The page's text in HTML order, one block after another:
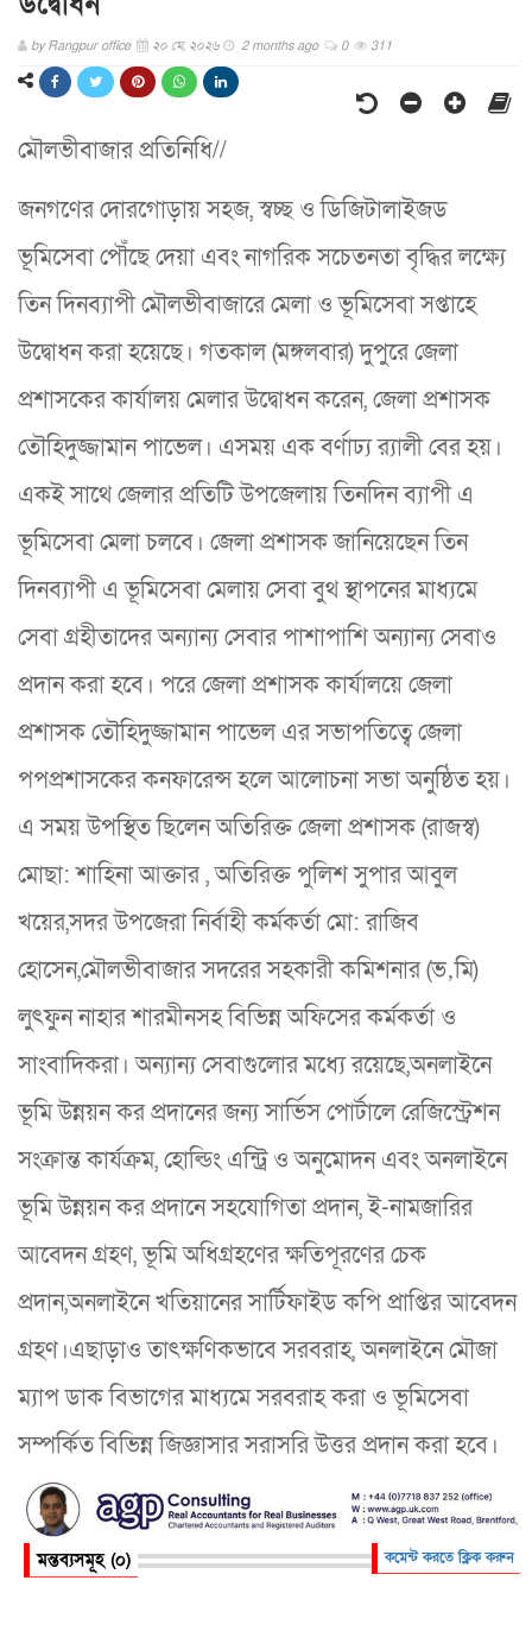
byRangpur office ২০ মে, ২০২৬ 2 months ago 0 311
মৌলভীবাজার প্রতিনিধি//
জনগণের দোরগোড়ায় সহজ, স্বচ্ছ ও ডিজিটালাইজড
ভূমিসেবা পৌঁছে দেয়া এবং নাগরিক সচেতনতা বৃদ্ধির লক্ষ্যে
তিন দিনব্যাপী মৌলভীবাজারে মেলা ও ভূমিসেবা সপ্তাহে
উদ্বোধন করা হয়েছে। গতকাল (মঙ্গলবার) দুপুরে জেলা
প্রশাসকের কার্যালয় মেলার উদ্বোধন করেন, জেলা প্রশাসক
তৌহিদুজ্জামান পাভেল। এসময় এক বর্ণাঢ্য র‌্যালী বের হয়।
একই সাথে জেলার প্রতিটি উপজেলায় তিনদিন ব্যাপী এ
ভূমিসেবা মেলা চলবে। জেলা প্রশাসক জানিয়েছেন তিন
দিনব্যাপী এ ভূমিসেবা মেলায় সেবা বুথ স্থাপনের মাধ্যমে
সেবা গ্রহীতাদের অন্যান্য সেবার পাশাপাশি অন্যান্য সেবাও
প্রদান করা হবে। পরে জেলা প্রশাসক কার্যালয়ে জেলা
প্রশাসক তৌহিদুজ্জামান পাভেল এর সভাপতিত্বে জেলা
পপপ্রশাসকের কনফারেন্স হলে আলোচনা সভা অনুষ্ঠিত হয়।
এ সময় উপস্থিত ছিলেন অতিরিক্ত জেলা প্রশাসক (রাজস্ব)
মোছা: শাহিনা আক্তার , অতিরিক্ত পুলিশ সুপার আবুল
খয়ের,সদর উপজেরা নির্বাহী কর্মকর্তা মো: রাজিব
হোসেন,মৌলভীবাজার সদরের সহকারী কমিশনার (ভ‚মি)
লুৎফুন নাহার শারমীনসহ বিভিন্ন অফিসের কর্মকর্তা ও
সাংবাদিকরা। অন্যান্য সেবাগুলোর মধ্যে রয়েছে,অনলাইনে
ভূমি উন্নয়ন কর প্রদানের জন্য সার্ভিস পোর্টালে রেজিস্ট্রেশন
সংক্রান্ত কার্যক্রম, হোল্ডিং এন্ট্রি ও অনুমোদন এবং অনলাইনে
ভূমি উন্নয়ন কর প্রদানে সহযোগিতা প্রদান, ই-নামজারির
আবেদন গ্রহণ, ভূমি অধিগ্রহণের ক্ষতিপূরণের চেক
প্রদান,অনলাইনে খতিয়ানের সার্টিফাইড কপি প্রাপ্তির আবেদন
গ্রহণ।এছাড়াও তাৎক্ষণিকভাবে সরবরাহ, অনলাইনে মৌজা
ম্যাপ ডাক বিভাগের মাধ্যমে সরবরাহ করা ও ভূমিসেবা
সম্পর্কিত বিভিন্ন জিজ্ঞাসার সরাসরি উত্তর প্রদান করা হবে।
মন্তব্যসমূহ (০) কমেন্ট করতে ক্লিক করুন